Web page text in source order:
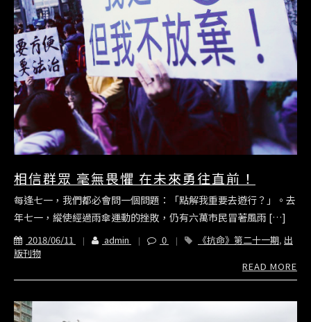
相信群眾 毫無畏懼 在未來勇往直前！
每逢七一，我們都必會問一個問題：「點解我重要去遊行？」。去
年七一，縱使經過雨傘運動的挫敗，仍有六萬市民冒著風雨 […]
2018/06/11 admin 0 《抗命》第二十一期, 出
版刊物
READ MORE